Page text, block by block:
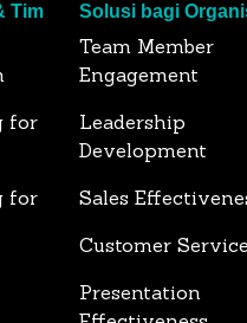
Tim
for
for
Solusi bagi
Team Member
Engagement
Leadership
Development
Sales
Customer Service
Presentation